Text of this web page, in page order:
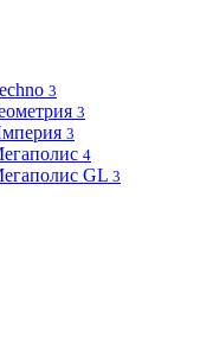
3
3
3
4
GL 3